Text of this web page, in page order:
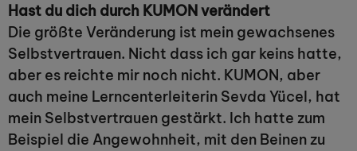
Hast du dich durch KUMON verändert
Die größte Veränderung ist mein gewachsenes
Selbstvertrauen. Nicht dass ich gar keins hatte,
aber es reichte mir noch nicht. KUMON, aber
auch meine Lerncenterleiterin Sevda Yücel, hat
mein Selbstvertrauen gestärkt. Ich hatte zum
Beispiel die Angewohnheit, mit den Beinen zu